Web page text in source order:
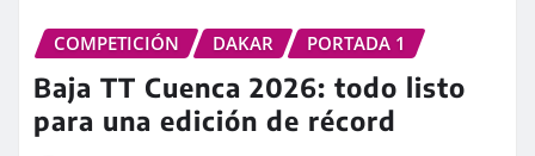
COMPETICIÓN DAKAR PORTADA 1
Baja TT Cuenca 2026: todo listo
para una edición de récord